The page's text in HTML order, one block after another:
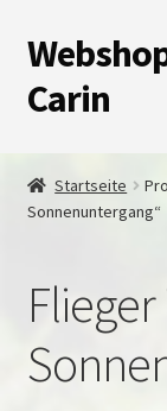
Zur
Navigation
springen
Zum
Inhalt
springen
Carin
Warenkorb
Impressum
Startseite
Sonnenuntergang“